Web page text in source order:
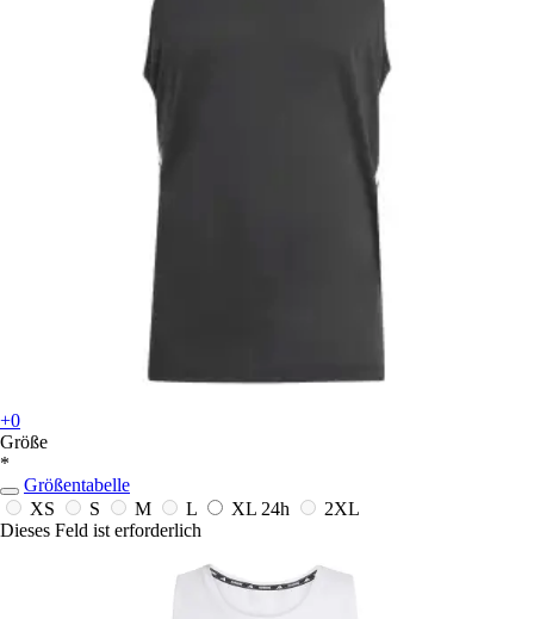
+0
Größe
*
Größentabelle
XS
S M L XL 24h
2XL
Dieses Feld ist erforderlich